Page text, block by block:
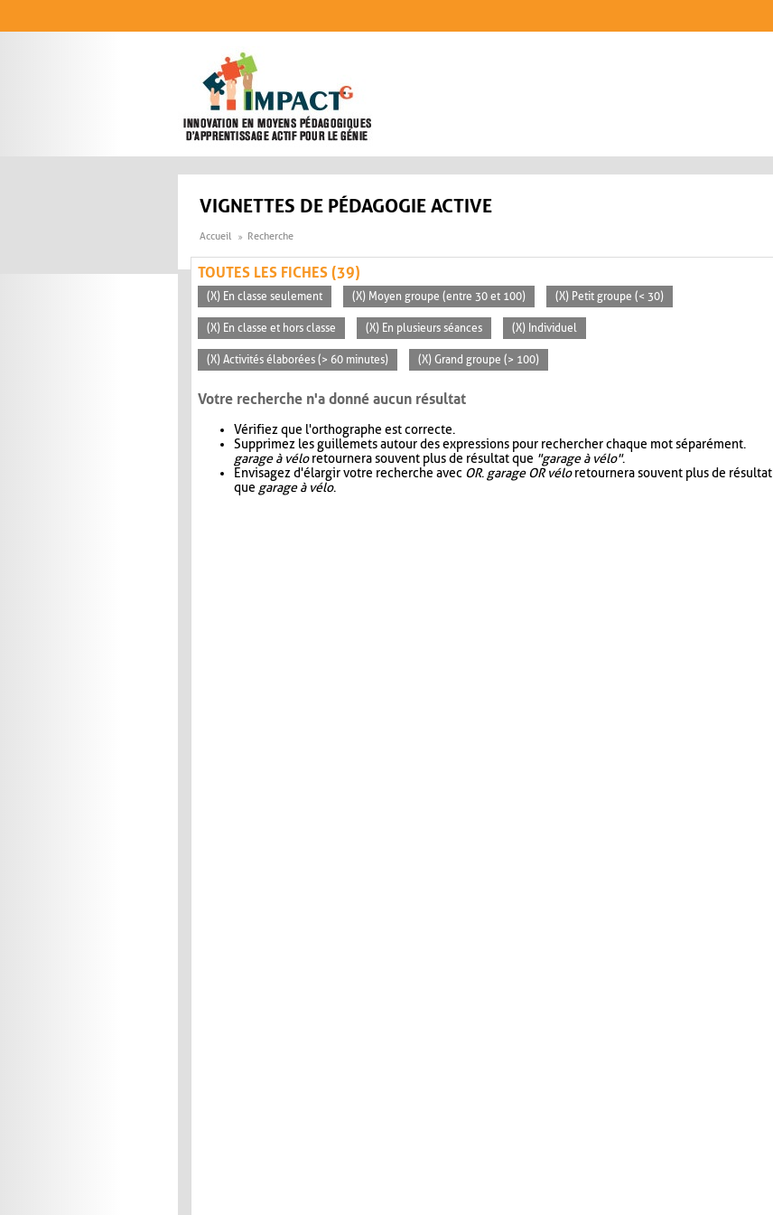
VIGNETTES DE PÉDAGOGIE ACTIVE
Accueil Recherche
TOUTES LES FICHES (39)
(X) En classe seulement (X) Moyen groupe (entre 30 et 100) (X) Petit groupe (< 30)
(X) En classe et hors classe (X) En plusieurs séances (X) Individuel
(X) Activités élaborées (> 60 minutes) (X) Grand groupe (> 100)
Votre recherche n'a donné aucun résultat
Vérifiez que l'orthographe est correcte.
Supprimez les guillemets autour des expressions pour rechercher chaque mot séparément.
garage à véloretournera souvent plus de résultat que "garage à vélo".
Envisagez d'élargir votre recherche avec OR. garage OR véloretournera souvent plus de résultat
que garage à vélo.